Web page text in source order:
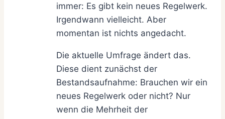
immer: Es gibt kein neues Regelwerk.
Irgendwann vielleicht. Aber
momentan ist nichts angedacht.
Die aktuelle Umfrage ändert das.
Diese dient zunächst der
Bestandsaufnahme: Brauchen wir ein
neues Regelwerk oder nicht? Nur
wenn die Mehrheit der